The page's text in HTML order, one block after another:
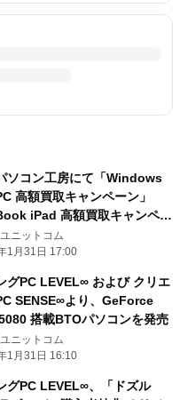
ソコン工房にて「Windows
高額買取キャンペーン」
iPad 高額買取キャンペー
月1日から2月28日まで期間限
開催！ 対象商品の買取が最終
催日なら更に10％増額！
ニットコム
1月31日 17:00
グPC LEVEL∞ および クリエ
SENSE∞より、GeForce
搭載BTOパソコンを発売
ニットコム
1月31日 16:10
グPC LEVEL∞、「ドズル